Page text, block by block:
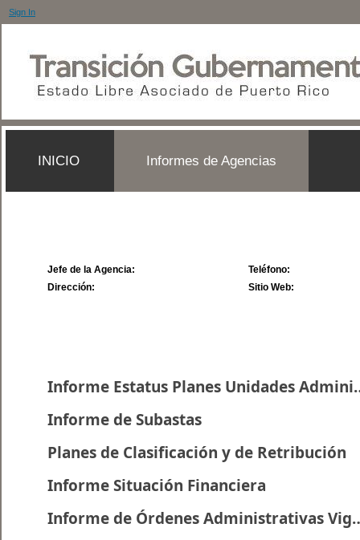
Sign In
INICIO Informes de Agencias
Jefe de la Agencia:
Dirección:
Teléfono:
Sitio Web:
Informe
Informe de Subastas
Planes de Clasificación y de Retribución
Informe Situación Financiera
Informe de